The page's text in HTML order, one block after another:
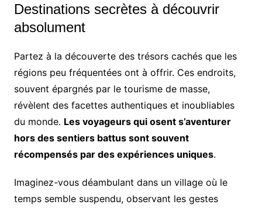
Destinations secrètes à découvrir
absolument
Partez à la découverte des trésors cachés que les
régions peu fréquentées ont à offrir. Ces endroits,
souvent épargnés par le tourisme de masse,
révèlent des facettes authentiques et inoubliables
du monde. Les voyageurs qui osent s’aventurer
hors des sentiers battus sont souvent
récompensés par des expériences uniques.
Imaginez-vous déambulant dans un village où le
temps semble suspendu, observant les gestes